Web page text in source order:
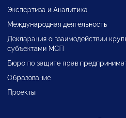
Экспертиза и Аналитика
Международная деятельность
Декларация о взаимодействии
субъектами МСП
Бюро по защите прав
Образование
Проекты